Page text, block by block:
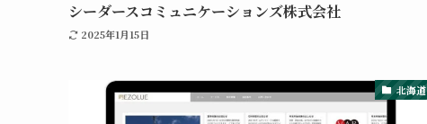
シーダースコミュニケーションズ株式会社
2025年1月15日
北海道